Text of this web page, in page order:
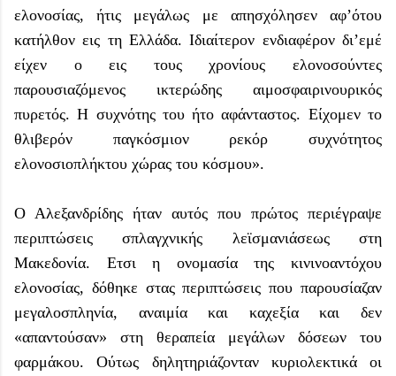
ελονοσίας, ήτις μεγάλως με απησχόλησεν αφ’ότου
κατήλθον εις τη Ελλάδα. Ιδιαίτερον ενδιαφέρον δι’εμέ
είχεν ο εις τους χρονίους ελονοσούντες
παρουσιαζόμενος ικτερώδης αιμοσφαιρινουρικός
πυρετός. Η συχνότης του ήτο αφάνταστος. Είχομεν το
θλιβερόν παγκόσμιον ρεκόρ συχνότητος
ελονοσιοπλήκτου χώρας του κόσμου».
Ο Αλεξανδρίδης ήταν αυτός που πρώτος περιέγραψε
περιπτώσεις σπλαγχνικής λεϊσμανιάσεως στη
Μακεδονία. Ετσι η ονομασία της κινινοαντόχου
ελονοσίας, δόθηκε στας περιπτώσεις που παρουσίαζαν
μεγαλοσπληνία, αναιμία και καχεξία και δεν
«απαντούσαν» στη θεραπεία μεγάλων δόσεων του
φαρμάκου. Ούτως δηλητηριάζονταν κυριολεκτικά οι